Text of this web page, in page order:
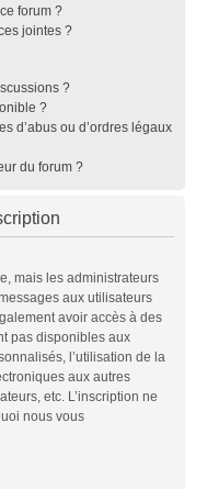
forum ?
jointes ?
?
?
d’abus ou d’ordres légaux
du forum ?
mais les administrateurs
aux utilisateurs
avoir accès à des
pas disponibles aux
l’utilisation de la
aux autres
etc. L’inscription ne
nous vous